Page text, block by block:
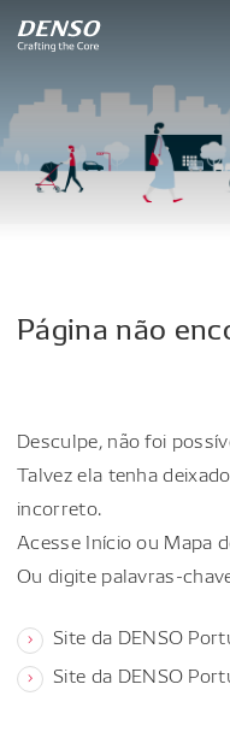
Página não
Desculpe, não foi
Talvez ela tenha
incorreto.
Acesse Início ou Mapa
Ou digite palavras-
Site da DENSO
Site da DENSO